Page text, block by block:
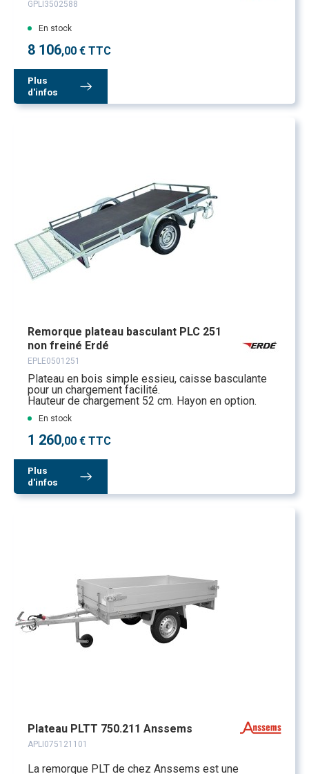
GPLI3502588
En stock
8 106,00 € TTC
Plus
d'infos
Remorque plateau basculant PLC 251
non freiné Erdé
EPLE0501251
Plateau en bois simple essieu, caisse basculante
pour un chargement facilité.
Hauteur de chargement 52 cm. Hayon en option.
En stock
1 260,00 € TTC
Plus
d'infos
Plateau PLTT 750.211 Anssems
APLI075121101
La remorque PLT de chez Anssems est une